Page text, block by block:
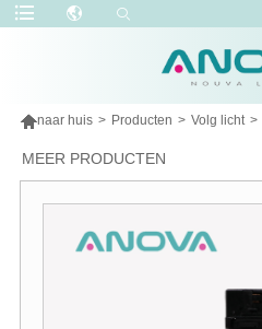
naar huis > Producten > Volg licht >
MEER PRODUCTEN